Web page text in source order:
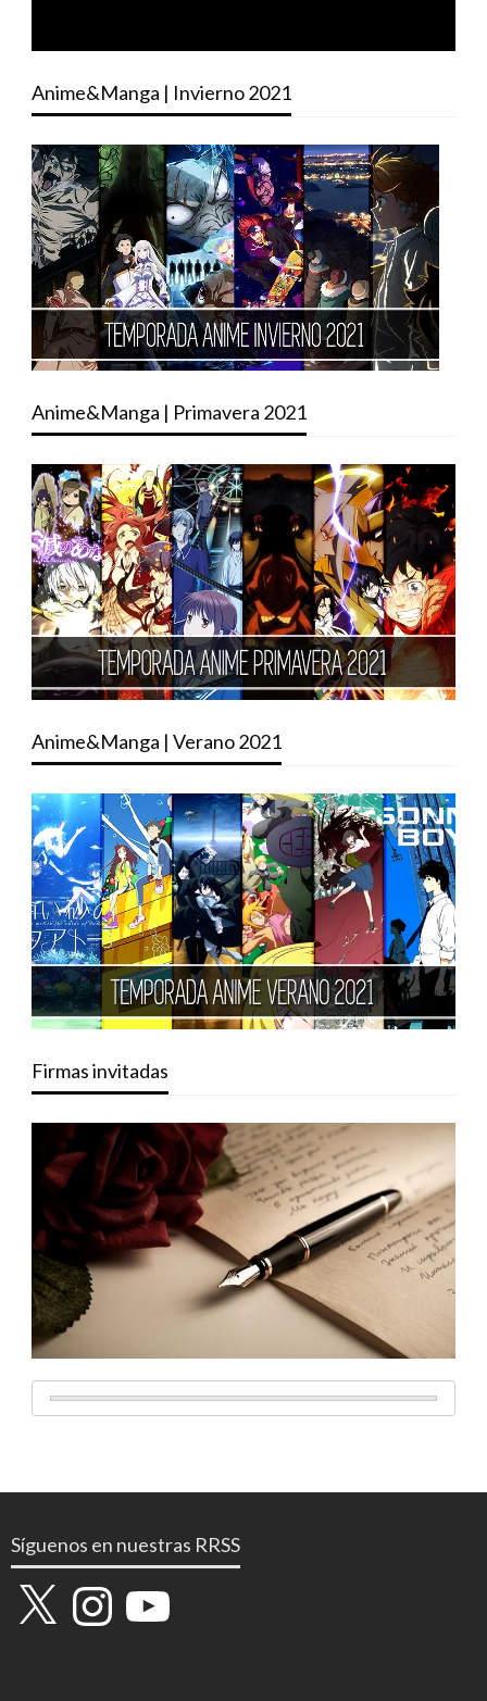
Anime&Manga | Invierno 2021
Anime&Manga | Primavera 2021
Anime&Manga | Verano 2021
Firmas invitadas
Síguenos en nuestras RRSS
X InstagramYouTube